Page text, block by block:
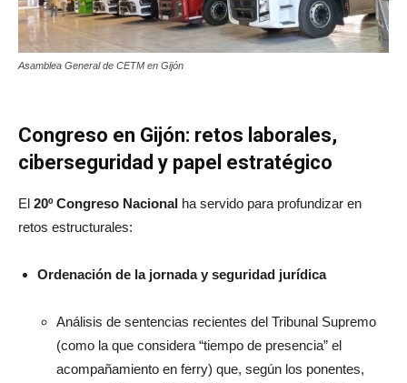
Asamblea General de CETM en Gijón
Congreso en Gijón: retos laborales,
ciberseguridad y papel estratégico
El 20º Congreso Nacional ha servido para profundizar en
retos estructurales:
Ordenación de la jornada y seguridad jurídica
Análisis de sentencias recientes del Tribunal Supremo
(como la que considera “tiempo de presencia” el
acompañamiento en ferry) que, según los ponentes,